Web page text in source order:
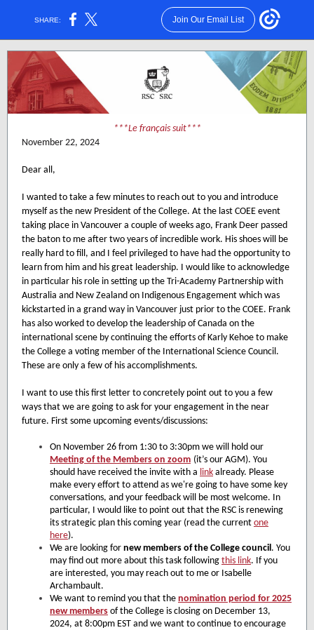
SHARE: Join Our Email List
***Le français suit***
November 22, 2024
Dear all,
I wanted to take a few minutes to reach out to you and introduce
myself as the new President of the College. At the last COEE event
taking place in Vancouver a couple of weeks ago, Frank Deer passed
the baton to me after two years of incredible work. His shoes will be
really hard to fill, and I feel privileged to have had the opportunity to
learn from him and his great leadership. I would like to acknowledge
in particular his role in setting up the Tri-Academy Partnership with
Australia and New Zealand on Indigenous Engagement which was
kickstarted in a grand way in Vancouver just prior to the COEE. Frank
has also worked to develop the leadership of Canada on the
international scene by continuing the efforts of Karly Kehoe to make
the College a voting member of the International Science Council.
These are only a few of his accomplishments.
I want to use this first letter to concretely point out to you a few
ways that we are going to ask for your engagement in the near
future. First some upcoming events/discussions:
On November 26 from 1:30 to 3:30pm we will hold our
Meeting of the Members on zoom (it’s our AGM). You
should have received the invite with a link already. Please
make every effort to attend as we're going to have some key
conversations, and your feedback will be most welcome. In
particular, I would like to point out that the RSC is renewing
its strategic plan this coming year (read the current one
here).
We are looking for new members of the College council. You
may find out more about this task following this link. If you
are interested, you may reach out to me or Isabelle
Archambault.
We want to remind you that the nomination period for 2025
new members of the College is closing on December 13,
2024, at 8:00pm EST and we want to continue to encourage